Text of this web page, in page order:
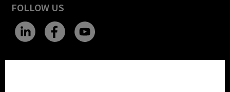
FOLLOW US